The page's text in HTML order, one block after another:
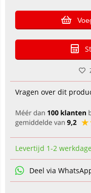
Vragen over dit
Levertijd 1-2
Deel via